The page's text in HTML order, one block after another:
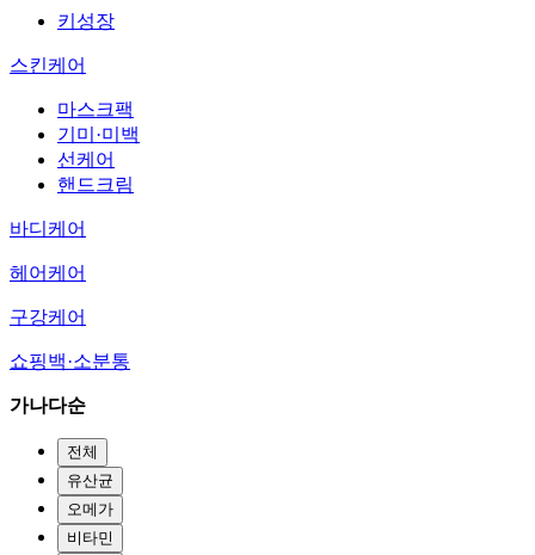
키성장
스킨케어
마스크팩
기미·미백
선케어
핸드크림
바디케어
헤어케어
구강케어
쇼핑백·소분통
가나다순
전체
유산균
오메가
비타민